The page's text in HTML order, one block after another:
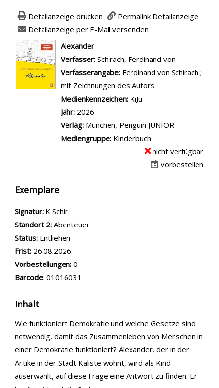
Detailanzeige drucken
Permalink Detailanzeige
Detailanzeige per E-Mail versenden
wird in neuem Tab geöffnet
Alexander
Verfasser: Suche nach diesem Verfasser
Schirach, Ferdinand von
Verfasserangabe: Ferdinand von Schirach ;
mit Zeichnungen des Autors
Medienkennzeichen: KiJu
Jahr: 2026
Verlag: München, Penguin JUNIOR
Mediengruppe: Kinderbuch
nicht verfügbar
Vorbestellen
Exemplare
Signatur: K Schir
Standort 2: Abenteuer
Status: Entliehen
Frist: 26.08.2026
Vorbestellungen: 0
Barcode: 01016031
Inhalt
Wie funktioniert Demokratie und welche Gesetze sind
notwendig, damit das Zusammenleben von Menschen in
einer Demokratie funktioniert? Alexander, der in der
Antike in der Stadt Kaliste wohnt, wird als Kind
auserwählt, auf diese Frage eine Antwort zu finden. Er